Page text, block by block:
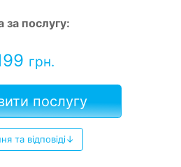
за послугу:
грн.
послугу
та відповіді↓